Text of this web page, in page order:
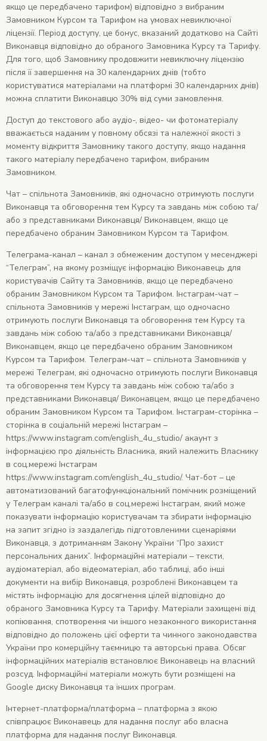
якщо це передбачено тарифом) відповідно з вибраним
Замовником Курсом та Тарифом на умовах невиключної
ліцензії. Період доступу, це бонус, вказаний додатково на Сайті
Виконавця відповідно до обраного Замовника Курсу та Тарифу.
Для того, щоб Замовнику продовжити невиключну ліцензію
після її завершення на 30 календарних днів (тобто
користуватися матеріалами на платформі 30 календарних днів)
можна сплатити Виконавцю 30% від суми замовлення.
Доступ до текстового або аудіо-, відео- чи фотоматеріалу
вважається наданим у повному обсязі та належної якості з
моменту відкриття Замовнику такого доступу, якщо надання
такого матеріалу передбачено тарифом, вибраним
Замовником.
Чат – спільнота Замовників, які одночасно отримують послуги
Виконавця та обговорення тем Курсу та завдань між собою та/
або з представниками Виконавця/ Виконавцем, якщо це
передбачено обраним Замовником Курсом та Тарифом.
Телеграма-канал – канал з обмеженим доступом у месенджері
“Телеграм”, на якому розміщує інформацію Виконавець для
користувачів Сайту та Замовників, якщо це передбачено
обраним Замовником Курсом та Тарифом. Інстаграм-чат –
спільнота Замовників у мережі Інстаграм, що одночасно
отримують послуги Виконавця та обговорення тем Курсу та
завдань між собою та/або з представниками Виконавця/
Виконавцем, якщо це передбачено обраним Замовником
Курсом та Тарифом. Телеграм-чат – спільнота Замовників у
мережі Телеграм, які одночасно отримують послуги Виконавця
та обговорення тем Курсу та завдань між собою та/або з
представниками Виконавця/ Виконавцем, якщо це передбачено
обраним Замовником Курсом та Тарифом. Інстаграм-сторінка –
сторінка в соціальній мережі Інстаграм –
https://www.instagram.com/english_4u_studio/ акаунт з
інформацією про діяльність Власника, який належить Власнику
в соц.мережі Інстаграм
https://www.instagram.com/english_4u_studio/. Чат-бот – це
автоматизований багатофункціональний помічник розміщений
у Телеграм каналі та/або в соц.мережі Інстаграм, який може
показувати інформацію користувачам та збирати інформацію
на запит згідно із заздалегідь підготовленими сценаріями
Виконавця, з дотриманням Закону України “Про захист
персональних даних”. Інформаційні матеріали – тексти,
аудіоматеріал, або відеоматеріал, або таблиці, або інші
документи на вибір Виконавця, розроблені Виконавцем та
містять інформацію для досягнення цілей відповідно до
обраного Замовника Курсу та Тарифу. Матеріали захищені від
копіювання, спотворення чи іншого незаконного використання
відповідно до положень цієї оферти та чинного законодавства
України про комерційну таємницю та авторські права. Обсяг
інформаційних матеріалів встановлює Виконавець на власний
розсуд. Інформаційні матеріали можуть бути розміщені на
Google диску Виконавця та інших програм.
Інтернет-платформа/платформа – платформа з якою
співпрацює Виконавець для надання послуг або власна
платформа для надання послуг Виконавця.